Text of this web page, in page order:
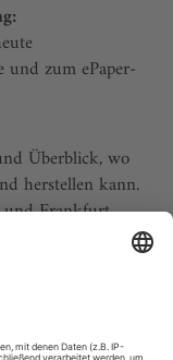
und zum ePaper-
Überblick, wo
herstellen kann.
Frankfurt,
der Welt eine
Mit
12-mal im
Jahrbuch im